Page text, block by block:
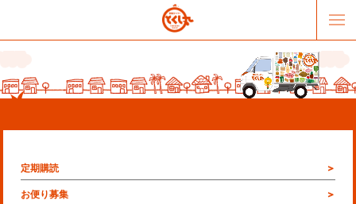
定期購読
お便り募集